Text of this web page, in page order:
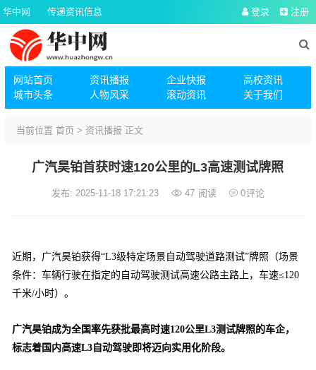
华中网 传递资讯信息 登录 注册
网站首页 资讯播报 企业快报
高校资讯
城市头条
人物风采 滚动资讯 关于我们
当前位置 首页 > 资讯播报 正文
广汽昊铂首获时速120公里的L3高速测试牌照
发布: 2025-11-18 17:21:23 47 阅读 0评论
近期，广汽昊铂获得“L3级特定场景自动驾驶道路测试”牌照（场景
条件：车辆行驶在指定的自动驾驶测试高速公路主路上，车速≤120
千米/小时）。
广汽昊铂成为全国率先获批最高时速120公里L3测试牌照的车企，
标志着国内高速L3自动驾驶即将迈向实用化阶段。